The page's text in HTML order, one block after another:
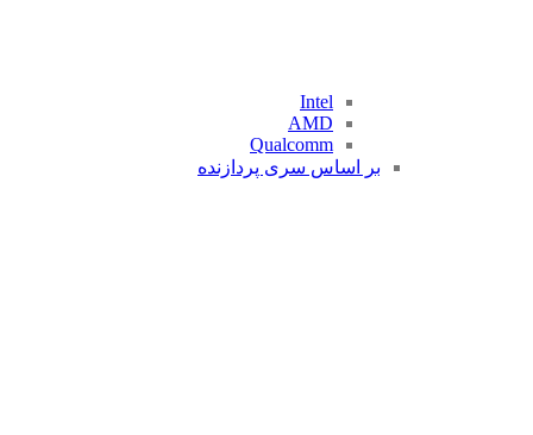
Intel
AMD
Qualcomm
بر اساس سری پردازنده